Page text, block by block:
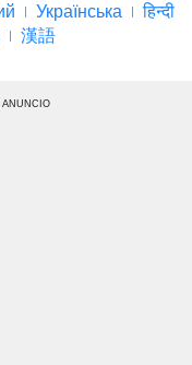
Українська
हिन्दी
漢語
ANUNCIO